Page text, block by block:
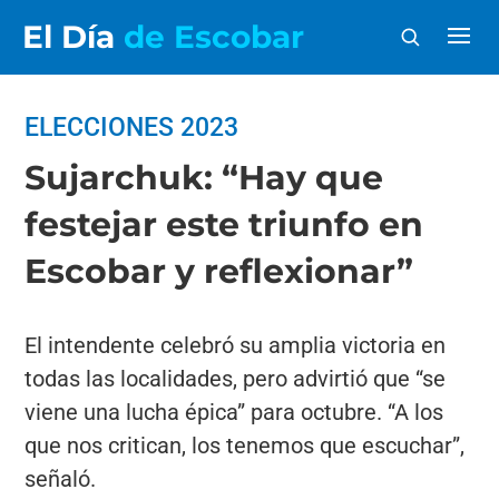
El Día de Escobar
ELECCIONES 2023
Sujarchuk: “Hay que
festejar este triunfo en
Escobar y reflexionar”
El intendente celebró su amplia victoria en
todas las localidades, pero advirtió que “se
viene una lucha épica” para octubre. “A los
que nos critican, los tenemos que escuchar”,
señaló.